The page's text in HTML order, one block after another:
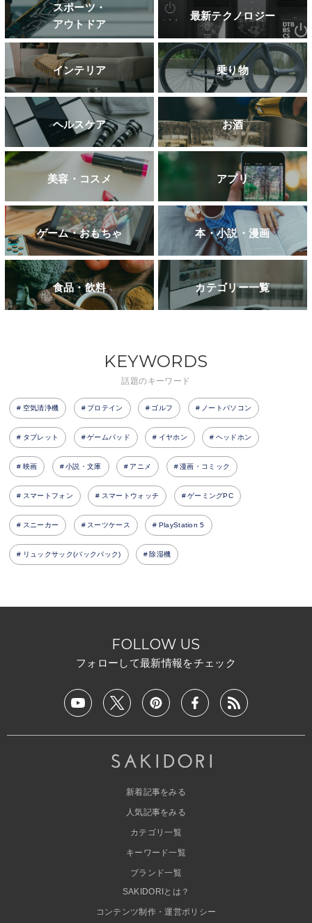
スポーツ・
アウトドア
最新テクノロジー
インテリア 乗り物
ヘルスケア お酒
美容・コスメ アプリ
ゲーム・おもちゃ 本・小説・漫画
食品・飲料 カテゴリー一覧
KEYWORDS
話題のキーワード
空気清浄機 プロテイン ゴルフ ノートパソコン
タブレット ゲームパッド イヤホン ヘッドホン
映画 小説・文庫 アニメ 漫画・コミック
スマートフォン スマートウォッチ ゲーミングPC
スニーカー スーツケース PlayStation 5
リュックサック(バックパック) 除湿機
FOLLOW US
フォローして最新情報をチェック
新着記事をみる
人気記事をみる
カテゴリ一覧
キーワード一覧
ブランド一覧
SAKIDORIとは？
コンテンツ制作・運営ポリシー